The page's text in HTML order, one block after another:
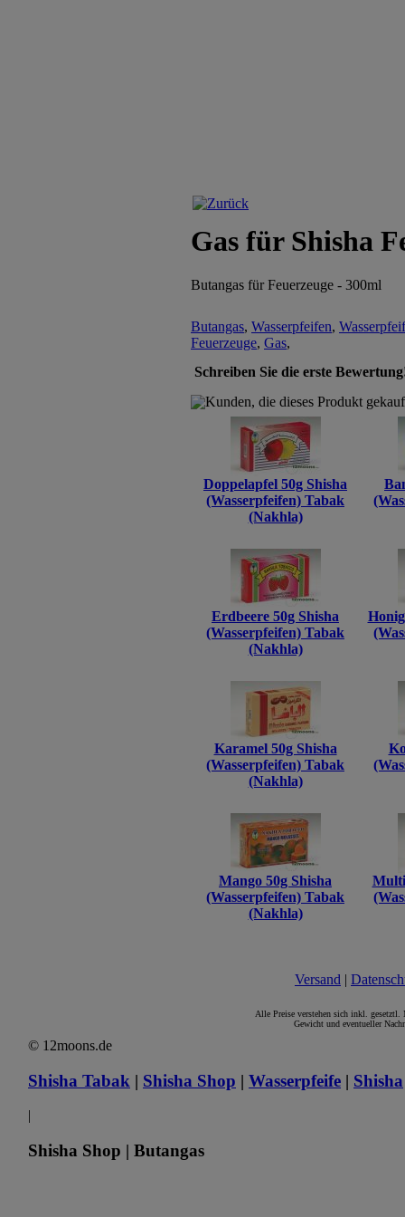
Gas für Shisha
Butangas für Feuerzeuge - 300ml
Butangas, Wasserpfeifen,
Feuerzeuge, Gas,
Schreiben Sie die erste
Kunden, die dieses Produkt
Doppelapfel 50g Shisha
(Wasserpfeifen) Tabak
(Nakhla)
Erdbeere 50g Shisha
(Wasserpfeifen) Tabak
(Nakhla)
Karamel 50g Shisha
(Wasserpfeifen) Tabak
(Nakhla)
Mango 50g Shisha
(Wasserpfeifen) Tabak
(Nakhla)
Versand |
Alle Preise verstehen sich inkl.
Gewicht und eventueller
© 12moons.de
Shisha Tabak | Shisha Shop | Wasserpfeife | Shisha
|
Shisha Shop | Butangas